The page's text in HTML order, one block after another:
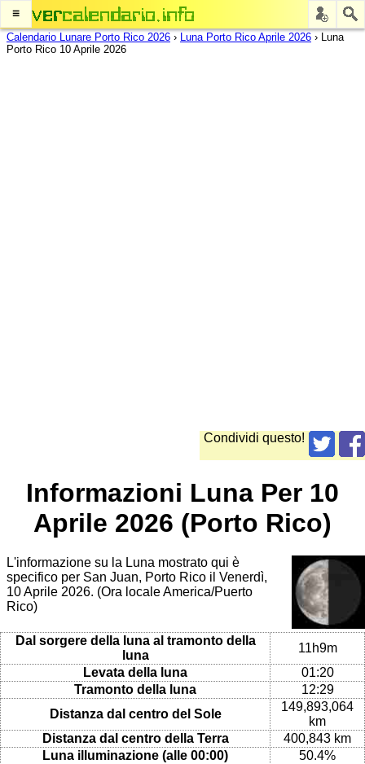
≡
Calendario Lunare Porto Rico 2026 › Luna Porto Rico Aprile 2026 › Luna
Porto Rico 10 Aprile 2026
Condividi questo!
Informazioni Luna Per 10
Aprile 2026 (Porto Rico)
L'informazione su la Luna mostrato qui è
specifico per San Juan, Porto Rico il Venerdì,
10 Aprile 2026. (Ora locale America/Puerto
Rico)
Dal sorgere della luna al tramonto della
luna
11h9m
Levata della luna
01:20
Tramonto della luna
12:29
Distanza dal centro del Sole
149,893,064
km
Distanza dal centro della Terra
400,843 km
Luna illuminazione (alle 00:00)
50.4%